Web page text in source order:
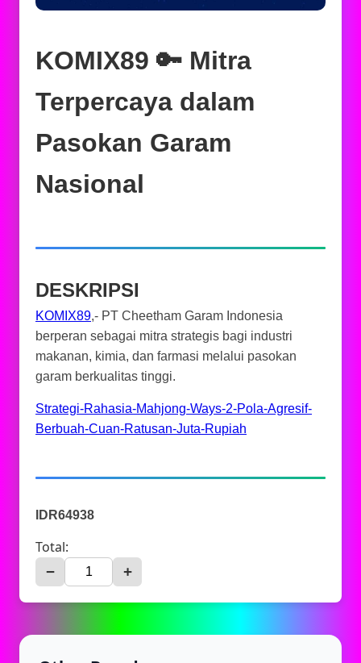
KOMIX89 🔑 Mitra
Terpercaya dalam
Pasokan Garam
Nasional
DESKRIPSI
KOMIX89,- PT Cheetham Garam Indonesia
berperan sebagai mitra strategis bagi industri
makanan, kimia, dan farmasi melalui pasokan
garam berkualitas tinggi.
Strategi-Rahasia-Mahjong-Ways-2-Pola-Agresif-
Berbuah-Cuan-Ratusan-Juta-Rupiah
IDR64938
Total:
− +